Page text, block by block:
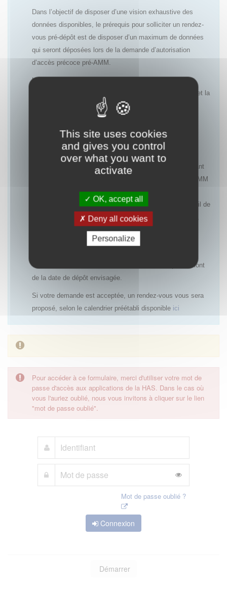
This site uses cookies
and gives you control
over what you want to
activate
OK, accept all
Deny all cookies
Personalize
Dans l’objectif de disposer d’une vision exhaustive des
données disponibles, le prérequis pour solliciter un rendez-
vous pré-dépôt est de disposer d’un maximum de données
qui seront déposées lors de la demande d’autorisation
d’accès précoce pré-AMM.
L’objectif de ces rendez-vous est de permettre aux
laboratoires d’anticiper au mieux l’évaluation de l’ANSM et la
décision de la HAS ainsi que le choix des données à
recueillir dans le cadre du PUT-RD afin de répondre aux
attentes des deux agences.
Les rendez-vous pourront être refusés notamment :
- pour une première demande d’accès précoce concernant
une indication ayant une AMM ou un avis favorable à l’AMM
(centralisée ou nationale), dans la mesure où le rapport
bénéfice/risques est déjà établi et qu’un PUT avec recueil de
données cliniques ne sera pas systématiquement requis,
- si un accès précoce antérieur a été refusé et qu’aucun
nouvel élément n’est disponible,
- si la demande de rendez-vous est réalisée trop en amont
de la date de dépôt envisagée.
Si votre demande est acceptée, un rendez-vous vous sera
proposé, selon le calendrier préétabli disponible ici
Pour accéder à ce formulaire, merci d'utiliser votre mot de
passe d'accès aux applications de la HAS. Dans le cas où
vous l'auriez oublié, nous vous invitons à cliquer sur le lien
"mot de passe oublié".
Mot de passe oublié ?
Connexion
Démarrer